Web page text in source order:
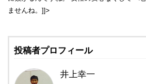
ませんね。]]>
投稿者プロフィール
井上幸一